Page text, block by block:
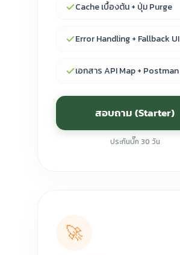
Cache เบื้องต้น + ปุ่ม Purge
Error Handling + Fallback UI
เอกสาร API Map + Postman
สอบถาม (Starter)
ประกันบั๊ก 30 วัน
🚀